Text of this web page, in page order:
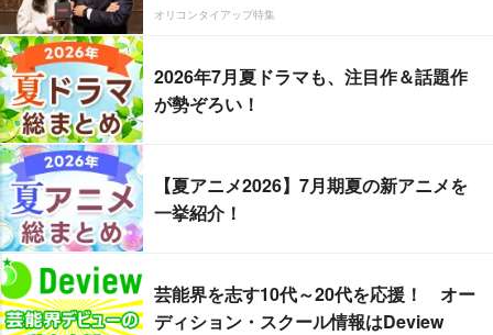
オリコンタイアップ特集
2026年7月夏ドラマも、注目作＆話題作
が勢ぞろい！
【夏アニメ2026】7月期夏の新アニメを
一挙紹介！
芸能界を志す10代～20代を応援！ オー
ディション・スクール情報はDeview